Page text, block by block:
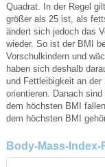
Quadrat. In der Regel
größer als 25 ist, als
ändert sich jedoch das
wieder. So ist der BMI
Vorschulkindern und
haben sich deshalb
und Fettleibigkeit an der
orientieren. Danach
dem höchsten BMI
dem höchsten BMI
Body-Mass-